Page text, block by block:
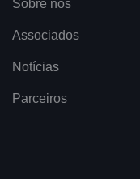
Sobre nós
Associados
Notícias
Parceiros